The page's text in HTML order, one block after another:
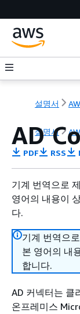
설명서
설명서
AD
PDF RSS
기계 번역으로
영어의 내용이
다.
기계 번역으
본 영어의 내
합니다.
AD 커넥터는 클
온프레미스